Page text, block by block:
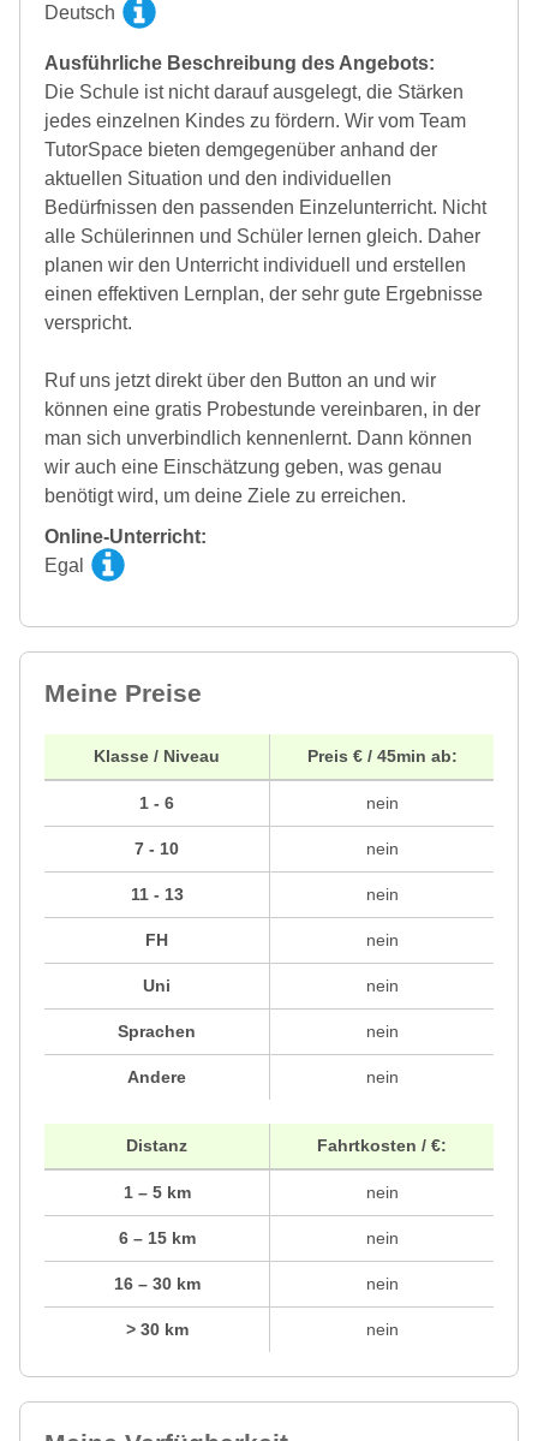
Deutsch
Ausführliche Beschreibung des Angebots:
Die Schule ist nicht darauf ausgelegt, die Stärken
jedes einzelnen Kindes zu fördern. Wir vom Team
TutorSpace bieten demgegenüber anhand der
aktuellen Situation und den individuellen
Bedürfnissen den passenden Einzelunterricht. Nicht
alle Schülerinnen und Schüler lernen gleich. Daher
planen wir den Unterricht individuell und erstellen
einen effektiven Lernplan, der sehr gute Ergebnisse
verspricht.
Ruf uns jetzt direkt über den Button an und wir
können eine gratis Probestunde vereinbaren, in der
man sich unverbindlich kennenlernt. Dann können
wir auch eine Einschätzung geben, was genau
benötigt wird, um deine Ziele zu erreichen.
Online-Unterricht:
Egal
Meine Preise
Klasse / Niveau
1 - 6
7 - 10
11 - 13
FH
Uni
Sprachen
Andere
Preis € / 45min ab:
nein
nein
nein
nein
nein
nein
nein
Distanz
1 – 5 km
6 – 15 km
16 – 30 km
> 30 km
Fahrtkosten / €:
nein
nein
nein
nein